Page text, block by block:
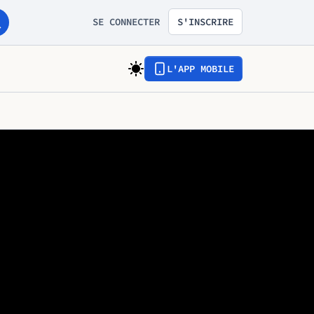
SE CONNECTER S'INSCRIRE
L'APP MOBILE